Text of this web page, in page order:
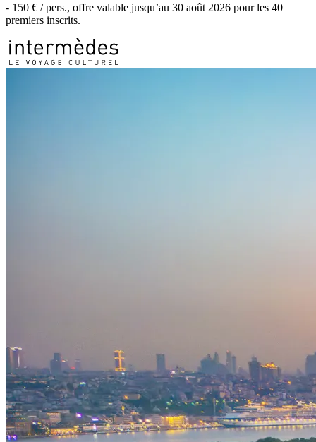
- 150 € / pers., offre valable jusqu’au 30 août 2026 pour les 40
premiers inscrits.